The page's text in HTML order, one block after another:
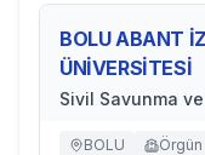
BOLU ABANT
ÜNİVERSİTESİ
Sivil Savunma
BOLU Örgün